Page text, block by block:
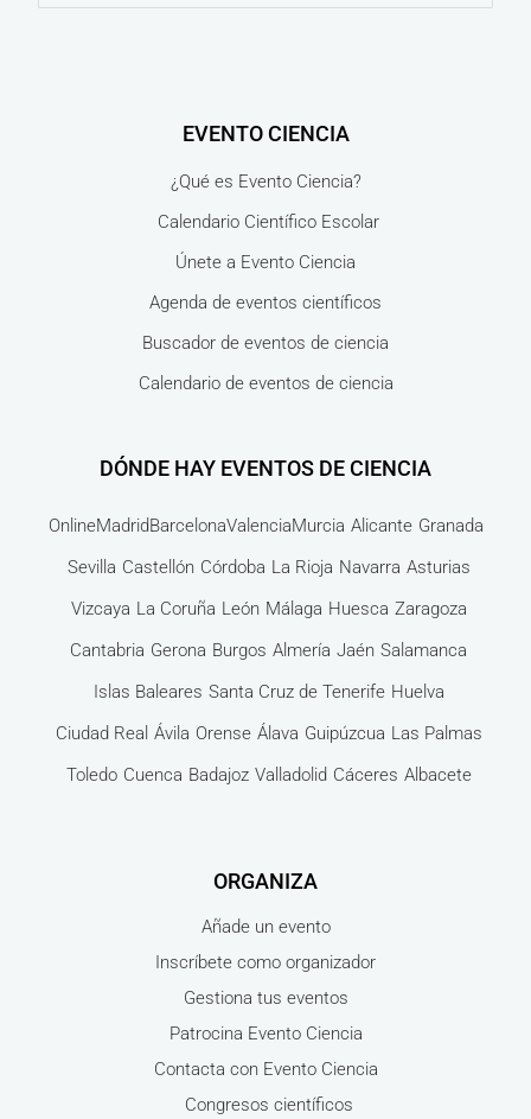
EVENTO CIENCIA
¿Qué es Evento Ciencia?
Calendario Científico Escolar
Únete a Evento Ciencia
Agenda de eventos científicos
Buscador de eventos de ciencia
Calendario de eventos de ciencia
DÓNDE HAY EVENTOS DE CIENCIA
OnlineMadridBarcelonaValenciaMurcia Alicante Granada
Sevilla Castellón Córdoba La Rioja Navarra Asturias
Vizcaya La Coruña León Málaga Huesca Zaragoza
Cantabria Gerona Burgos Almería Jaén Salamanca
Islas Baleares Santa Cruz de Tenerife Huelva
Ciudad Real Ávila Orense Álava Guipúzcua Las Palmas
Toledo Cuenca Badajoz Valladolid Cáceres Albacete
ORGANIZA
Añade un evento
Inscríbete como organizador
Gestiona tus eventos
Patrocina Evento Ciencia
Contacta con Evento Ciencia
Congresos científicos